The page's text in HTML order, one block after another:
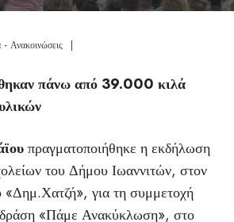
Ανακοινώσεις |
πάνω από 39.000 κιλά
πραγματοποιήθηκε η εκδήλωση
του Δήμου Ιωαννιτών, στον
«Δημ.Χατζή», για τη συμμετοχή
δράση «Πάμε Ανακύκλωση», στο